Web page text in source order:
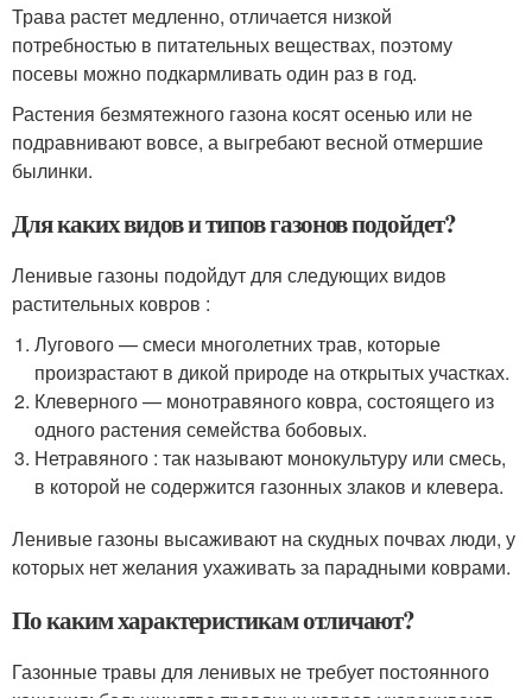
Трава растет медленно, отличается низкой
потребностью в питательных веществах, поэтому
посевы можно подкармливать один раз в год.
Растения безмятежного газона косят осенью или не
подравнивают вовсе, а выгребают весной отмершие
былинки.
Для каких видов и типов газонов подойдет?
Ленивые газоны подойдут для следующих видов
растительных ковров :
Лугового — смеси многолетних трав, которые
произрастают в дикой природе на открытых участках.
Клеверного — монотравяного ковра, состоящего из
одного растения семейства бобовых.
Нетравяного : так называют монокультуру или смесь,
в которой не содержится газонных злаков и клевера.
Ленивые газоны высаживают на скудных почвах люди, у
которых нет желания ухаживать за парадными коврами.
По каким характеристикам отличают?
Газонные травы для ленивых не требует постоянного